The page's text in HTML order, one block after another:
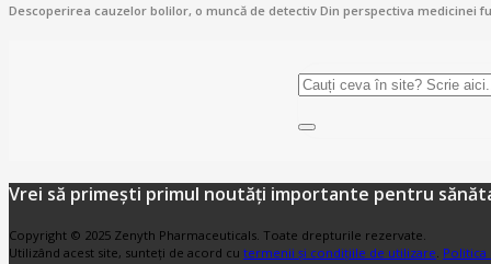
Descoperirea cauzelor bolilor, o muncă de detectiv Din perspectiva medicinei
Vrei să primești primul noutăți importante pentru
Copyright © 2025 Zenyth Pharmaceuticals. Toate drepturile rezervate.
Utilizând acest site, sunteți de acord cu termenii și condițiile de utilizare